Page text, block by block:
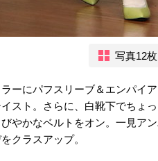
写真12枚
ーにパフスリーブ＆エンパイ
スト。さらに、白靴下でちょ
やかなベルトをオン。一見ア
クラスアップ。